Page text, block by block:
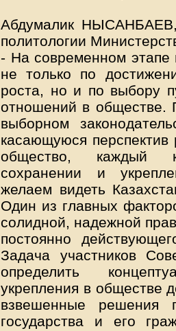
Абдумалик
политологии
- На современном этапе
не только по
роста, но и по выбору
отношений в обществе.
выборном
касающуюся
общество, каждый
сохранении и
желаем видеть
Один из главных
солидной, надежной
постоянно
Задача участников
определить
укрепления в обществе
взвешенные решения
государства и его